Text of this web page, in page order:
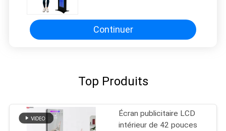
Continuer
Top Produits
Écran publicitaire LCD
intérieur de 42 pouces